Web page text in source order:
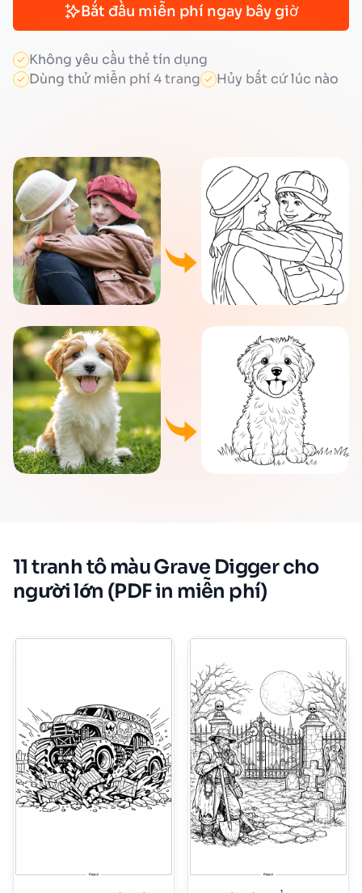
Bắt đầu miễn phí ngay bây giờ
Không yêu cầu thẻ tín dụng
Dùng thử miễn phí 4 trang
Hủy bất cứ lúc nào
11 tranh tô màu Grave Digger cho
người lớn (PDF in miễn phí)